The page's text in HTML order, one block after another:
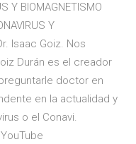
Y BIOMAGNETISMO
Y
Isaac Goiz. Nos
Durán es el creador
doctor en
en la actualidad y
o el Conavi.
YouTube